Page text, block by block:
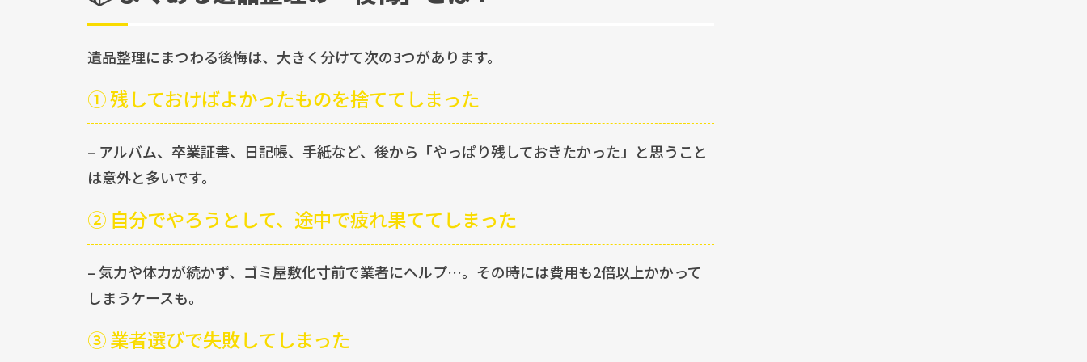
遺品整理にまつわる後悔は、大きく分けて次の3つがあります。
① 残しておけばよかったものを捨ててしまった
– アルバム、卒業証書、日記帳、手紙など、後から「やっぱり残しておきたかった」と思うこと
は意外と多いです。
② 自分でやろうとして、途中で疲れ果ててしまった
– 気力や体力が続かず、ゴミ屋敷化寸前で業者にヘルプ…。その時には費用も2倍以上かかって
しまうケースも。
③ 業者選びで失敗してしまった